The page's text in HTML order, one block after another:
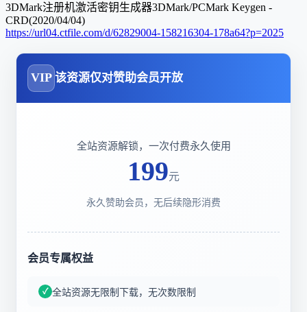
3DMark注册机激活密钥生成器3DMark/PCMark Keygen -
CRD(2020/04/04)
https://url04.ctfile.com/d/62829004-158216304-178a64?p=2025
VIP 该资源仅对赞助会员开放
全站资源解锁，一次付费永久使用
199元
永久赞助会员，无后续隐形消费
会员专属权益
全站资源无限制下载，无次数限制